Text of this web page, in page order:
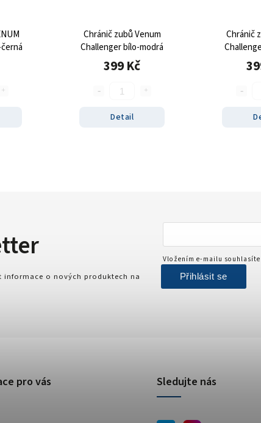
Chránič zubů Venum
Challenger bílo-modrá
399 Kč
Detail
Chránič
pro vás
informace o nových produktech na
Vložením e-mailu souhlasíte
Přihlásit se
Sledujte nás